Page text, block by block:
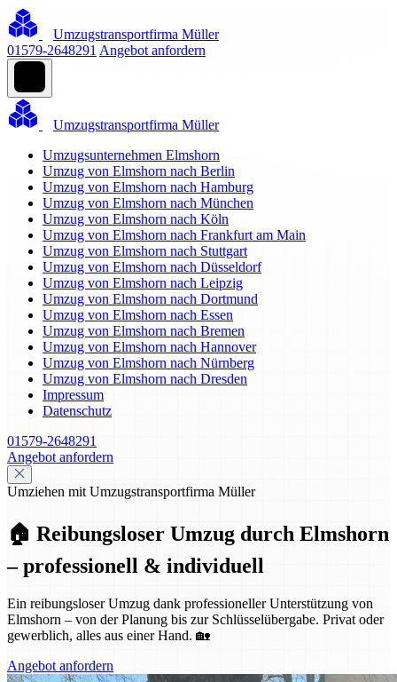
Umzugstransportfirma Müller
01579-2648291 Angebot anfordern
Umzugstransportfirma Müller
Umzugsunternehmen Elmshorn
Umzug von Elmshorn nach Berlin
Umzug von Elmshorn nach Hamburg
Umzug von Elmshorn nach München
Umzug von Elmshorn nach Köln
Umzug von Elmshorn nach Frankfurt am Main
Umzug von Elmshorn nach Stuttgart
Umzug von Elmshorn nach Düsseldorf
Umzug von Elmshorn nach Leipzig
Umzug von Elmshorn nach Dortmund
Umzug von Elmshorn nach Essen
Umzug von Elmshorn nach Bremen
Umzug von Elmshorn nach Hannover
Umzug von Elmshorn nach Nürnberg
Umzug von Elmshorn nach Dresden
Impressum
Datenschutz
01579-2648291
Angebot anfordern
Umziehen mit Umzugstransportfirma Müller
🏠 Reibungsloser Umzug durch Elmshorn
– professionell & individuell
Ein reibungsloser Umzug dank professioneller Unterstützung von
Elmshorn – von der Planung bis zur Schlüsselübergabe. Privat oder
gewerblich, alles aus einer Hand. 🏡
Angebot anfordern